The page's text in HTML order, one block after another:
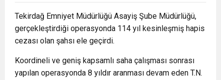
Tekirdağ Emniyet Müdürlüğü Asayiş Şube Müdürlüğü,
gerçekleştirdiği operasyonda 114 yıl kesinleşmiş hapis
cezası olan şahsı ele geçirdi.
Koordineli ve geniş kapsamlı saha çalışması sonrası
yapılan operasyonda 8 yıldır aranması devam eden T.N.